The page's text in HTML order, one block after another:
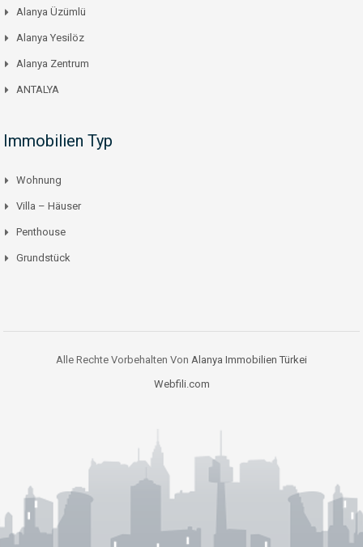
Alanya Üzümlü
Alanya Yesilöz
Alanya Zentrum
ANTALYA
Immobilien Typ
Wohnung
Villa – Häuser
Penthouse
Grundstück
Alle Rechte Vorbehalten Von Alanya Immobilien Türkei
Webfili.com